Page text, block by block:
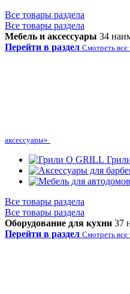
Все товары раздела
Все товары раздела
Мебель и аксессуары 34
Перейти в раздел Смотреть
аксессуары»
Все товары раздела
Все товары раздела
Оборудование для кухни 37
Перейти в раздел Смотреть все